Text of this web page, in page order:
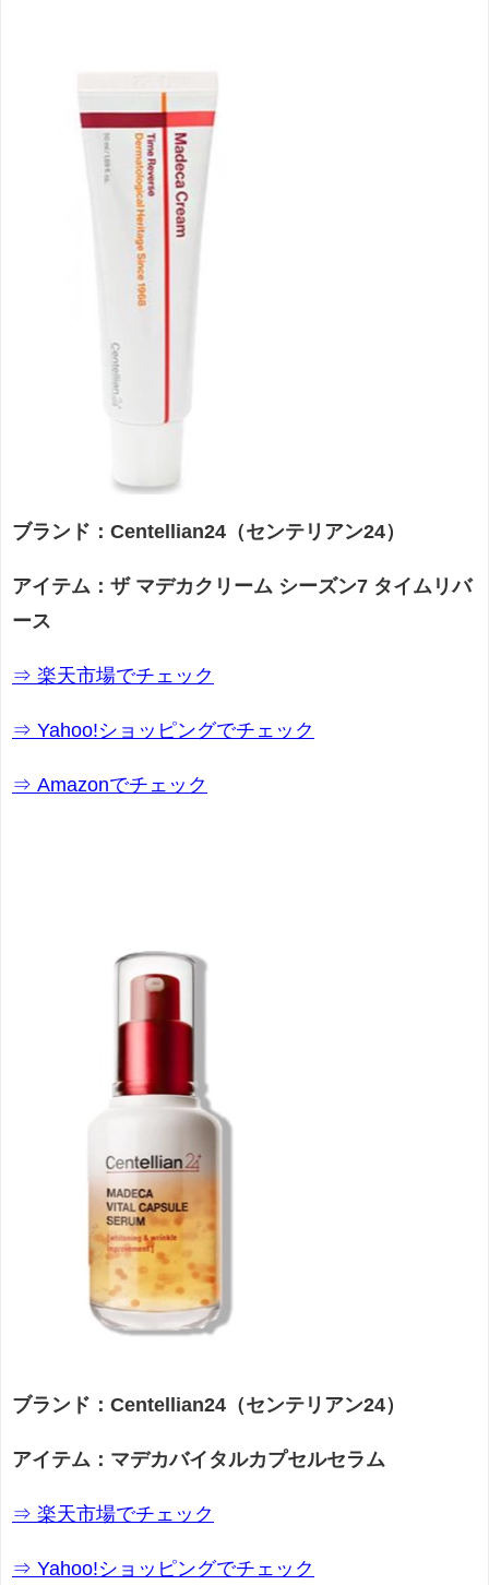
ブランド：Centellian24（センテリアン24）
アイテム：ザ マデカクリーム シーズン7 タイムリバ
ース
⇒ 楽天市場でチェック
⇒ Yahoo!ショッピングでチェック
⇒ Amazonでチェック
ブランド：Centellian24（センテリアン24）
アイテム：マデカバイタルカプセルセラム
⇒ 楽天市場でチェック
⇒ Yahoo!ショッピングでチェック